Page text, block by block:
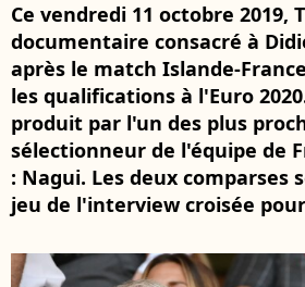
Ce vendredi 11 octobre 2019,
documentaire consacré à
après le match Islande-
les qualifications à l'Euro
produit par l'un des plus
sélectionneur de l'équipe de
: Nagui. Les deux comparses
jeu de l'interview croisée